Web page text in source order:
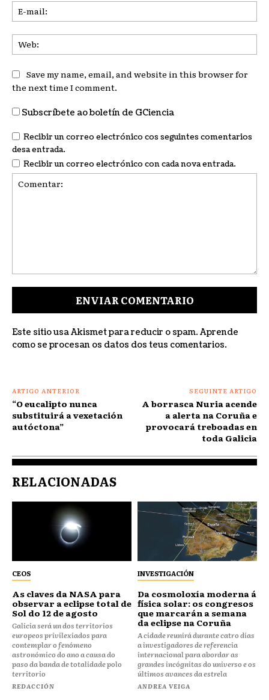
Save my name, email, and website in this browser for
the next time I comment.
Subscríbete ao boletín de GCiencia
Recibir un correo electrónico cos seguintes comentarios
desa entrada.
Recibir un correo electrónico con cada nova entrada.
Este sitio usa Akismet para reducir o spam. Aprende
como se procesan os datos dos teus comentarios.
ARTIGO ANTERIOR
“O eucalipto nunca
substituirá a vexetación
autóctona”
SEGUINTE ARTIGO
A borrasca Nuria acende
a alerta na Coruña e
provocará treboadas en
toda Galicia
RELACIONADAS
CEOS
As claves da NASA para
observar a eclipse total de
Sol do 12 de agosto
Galicia será un dos territorios
europeos privilexiados para
contemplar o fenómeno
astronómico do ano a causa do
paso da banda de totalidade polo
territorio
REDACCIÓN
INVESTIGACIÓN
Da cosmoloxía moderna á
física solar: os congresos
que marcarán a semana
da eclipse na Coruña
A cidade reunirá durante catro días
a investigadores de referencia
internacional para abordar as
grandes incógnitas do universo e os
últimos avances da estrela
ANDREA VEIGA